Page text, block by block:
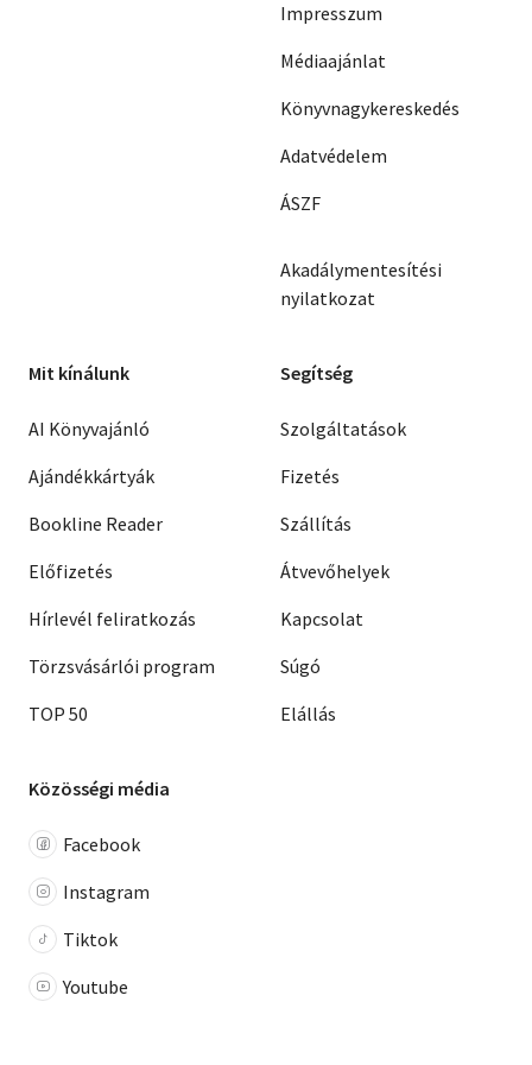
Impresszum
Médiaajánlat
Könyvnagykereskedés
Adatvédelem
ÁSZF
Akadálymentesítési
nyilatkozat
Mit kínálunk
AI Könyvajánló
Ajándékkártyák
Bookline Reader
Előfizetés
Hírlevél feliratkozás
Törzsvásárlói program
TOP 50
Segítség
Szolgáltatások
Fizetés
Szállítás
Átvevőhelyek
Kapcsolat
Súgó
Elállás
Közösségi média
Facebook
Instagram
Tiktok
Youtube